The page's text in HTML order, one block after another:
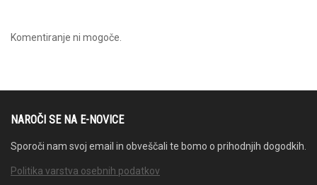
Komentiranje ni mogoče.
NAROČI SE NA E-NOVICE
Sporoči nam svoj email in obveščali te bomo o prihodnjih dogodkih.
Politika varstva osebnih podatkov